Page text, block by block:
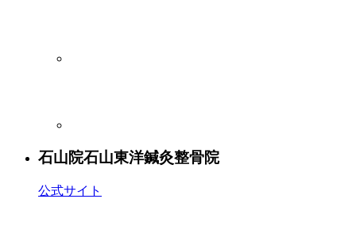
石山院石山東洋鍼灸整骨院
公式サイト